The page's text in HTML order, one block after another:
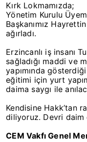
Kırk Lokmamızda;
Yönetim Kurulu
Başkanımız
ağırladı.
Erzincanlı iş insanı
sağladığı maddi ve
yapımında
eğitimi için yurt
daima saygı ile
Kendisine Hakk’tan
diliyoruz. Devri daim
CEM Vakfı Genel